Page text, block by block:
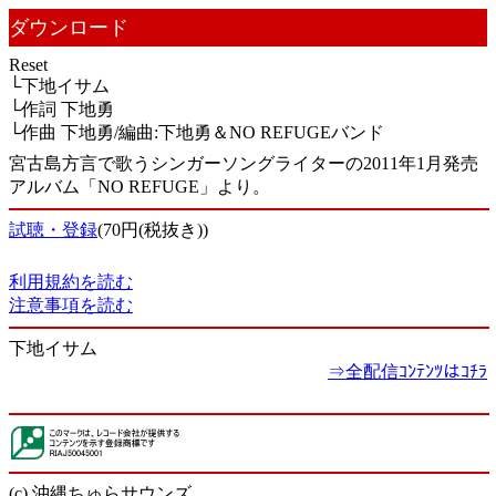
ダウンロード
Reset
└下地イサム
└作詞 下地勇
└作曲 下地勇/編曲:下地勇＆NO REFUGEバンド
宮古島方言で歌うシンガーソングライターの2011年1月発売
アルバム「NO REFUGE」より。
試聴・登録(70円(税抜き))
利用規約を読む
注意事項を読む
下地イサム
⇒全配信ｺﾝﾃﾝﾂはｺﾁﾗ